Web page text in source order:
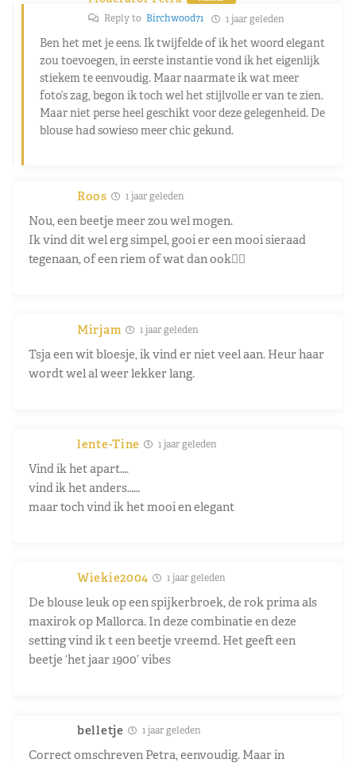
Reply to Birchwood71 1 jaar geleden
Ben het met je eens. Ik twijfelde of ik het woord elegant
zou toevoegen, in eerste instantie vond ik het eigenlijk
stiekem te eenvoudig. Maar naarmate ik wat meer
foto’s zag, begon ik toch wel het stijlvolle er van te zien.
Maar niet perse heel geschikt voor deze gelegenheid. De
blouse had sowieso meer chic gekund.
Roos 1 jaar geleden
Nou, een beetje meer zou wel mogen.
Ik vind dit wel erg simpel, gooi er een mooi sieraad
tegenaan, of een riem of wat dan ook🤷‍♀️
Mirjam 1 jaar geleden
Tsja een wit bloesje, ik vind er niet veel aan. Heur haar
wordt wel al weer lekker lang.
lente-Tine 1 jaar geleden
Vind ik het apart….
vind ik het anders……
maar toch vind ik het mooi en elegant
Wiekie2004 1 jaar geleden
De blouse leuk op een spijkerbroek, de rok prima als
maxirok op Mallorca. In deze combinatie en deze
setting vind ik t een beetje vreemd. Het geeft een
beetje ‘het jaar 1900’ vibes
belletje 1 jaar geleden
Correct omschreven Petra, eenvoudig. Maar in